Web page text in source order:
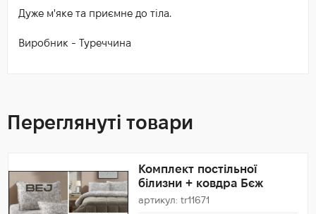
Дуже м'яке та приємне до тіла.
Виробник - Туреччина
Переглянуті товари
Комплект постільної
білизни + ковдра Бєж
артикул: tr11671